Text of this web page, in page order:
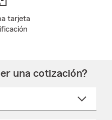
tarjeta
una cotización?